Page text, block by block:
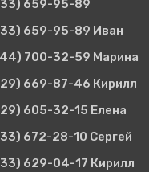
659-95-89
659-95-89 Иван
700-32-59 Марина
669-87-46 Кирилл
605-32-15 Елена
672-28-10 Сергей
629-04-17 Кирилл